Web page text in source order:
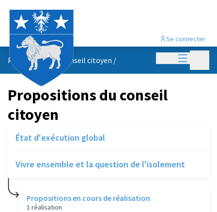
Menu
Se connecter
Propositions du conseil citoyen /
Propositions du conseil
citoyen
État d'exécution global
Vivre ensemble et la question de l'isolement
Propositions en cours de réalisation
1 réalisation